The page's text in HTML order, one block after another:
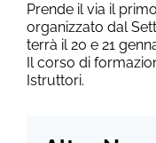
Prende il via il
organizzato dal
terrà il 20 e 21
Il corso di
Istruttori.